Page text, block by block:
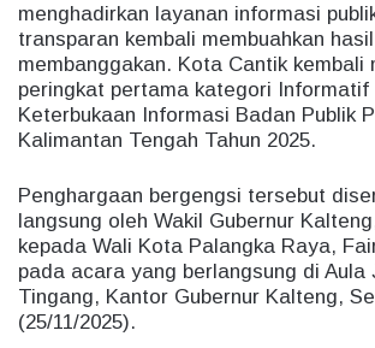
menghadirkan layanan informasi
transparan kembali membuahkan hasil
membanggakan. Kota Cantik kembali
peringkat pertama kategori Informatif
Keterbukaan Informasi Badan Publik
Kalimantan Tengah Tahun 2025.
Penghargaan bergengsi tersebut
langsung oleh Wakil Gubernur
kepada Wali Kota Palangka Raya,
pada acara yang berlangsung di Aula
Tingang, Kantor Gubernur Kalteng,
(25/11/2025).